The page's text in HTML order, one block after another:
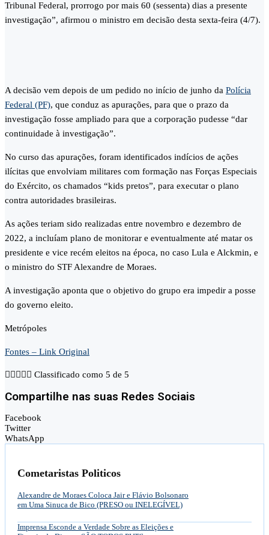
Tribunal Federal, prorrogo por mais 60 (sessenta) dias a presente
investigação”, afirmou o ministro em decisão desta sexta-feira (4/7).
A decisão vem depois de um pedido no início de junho da Polícia
Federal (PF), que conduz as apurações, para que o prazo da
investigação fosse ampliado para que a corporação pudesse “dar
continuidade à investigação”.
No curso das apurações, foram identificados indícios de ações
ilícitas que envolviam militares com formação nas Forças Especiais
do Exército, os chamados “kids pretos”, para executar o plano
contra autoridades brasileiras.
As ações teriam sido realizadas entre novembro e dezembro de
2022, a incluíam plano de monitorar e eventualmente até matar os
presidente e vice recém eleitos na época, no caso Lula e Alckmin, e
o ministro do STF Alexandre de Moraes.
A investigação aponta que o objetivo do grupo era impedir a posse
do governo eleito.
Metrópoles
Fontes – Link Original
     Classificado como 5 de 5
Compartilhe nas suas Redes Sociais
Facebook
Twitter
WhatsApp
Cometaristas Politicos
Alexandre de Moraes Coloca Jair e Flávio Bolsonaro
em Uma Sinuca de Bico (PRESO ou INELEGÍVEL)
Imprensa Esconde a Verdade Sobre as Eleições e